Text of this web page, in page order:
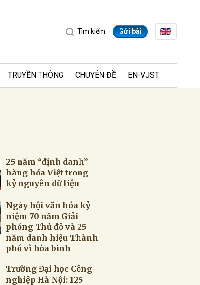
Tìm kiếm Gửi bài
TRUYỀN THÔNG CHUYÊN ĐỀ EN-VJST
25 năm “định danh”
hàng hóa Việt trong
kỷ nguyên dữ liệu
Ngày hội văn hóa kỷ
niệm 70 năm Giải
phóng Thủ đô và 25
năm danh hiệu Thành
phố vì hòa bình
Trường Đại học Công
nghiệp Hà Nội: 125